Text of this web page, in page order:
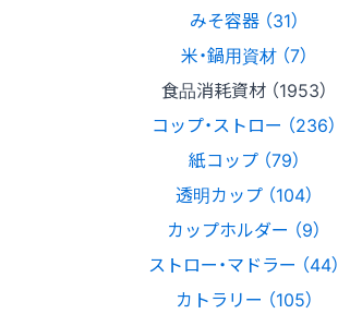
みそ容器 （31）
米・鍋用資材 （7）
食品消耗資材 （1953）
コップ・ストロー （236）
紙コップ （79）
透明カップ （104）
カップホルダー （9）
ストロー・マドラー （44）
カトラリー （105）